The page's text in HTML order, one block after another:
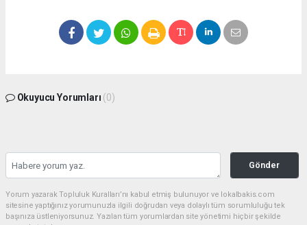
Okuyucu Yorumları (0)
Gönder
Yorum yazarak Topluluk Kuralları’nı kabul etmiş bulunuyor ve lokalbakis.com
sitesine yaptığınız yorumunuzla ilgili doğrudan veya dolaylı tüm sorumluluğu tek
başınıza üstleniyorsunuz. Yazılan tüm yorumlardan site yönetimi hiçbir şekilde